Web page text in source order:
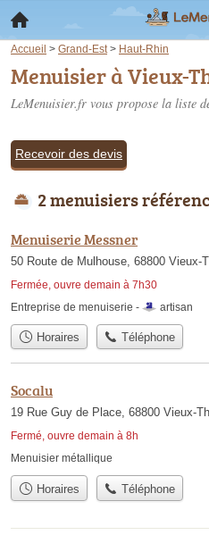
Accueil > Grand-Est > Haut-Rhin
Menuisier à Vieux-
LeMenuisier.fr vous propose la liste
Recevoir des devis
2 menuisiers
Menuiserie Messner
50 Route de Mulhouse, 68800 Vieux-
Fermée, ouvre demain à 7h30
Entreprise de menuiserie - artisan
Horaires Téléphone
Socalu
19 Rue Guy de Place, 68800 Vieux-
Fermé, ouvre demain à 8h
Menuisier métallique
Horaires Téléphone